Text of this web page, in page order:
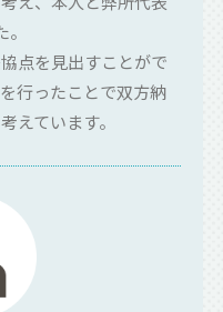
点を見出すことがで
行ったことで双方納
えています。